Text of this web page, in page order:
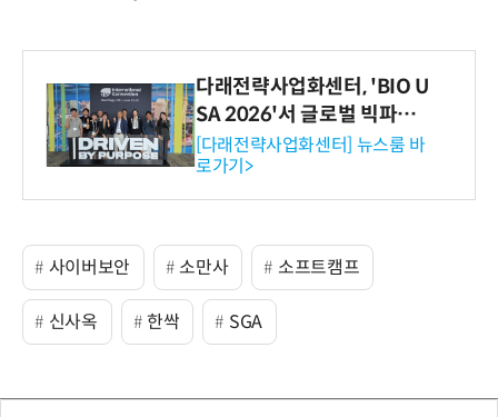
다래전략사업화센터, 'BIO U
SA 2026'서 글로벌 빅파마
와의 비즈니스 미팅 지원…K
-바이오 해외 진출 교두보 확
보
[다래전략사업화센터] 뉴스룸 바
로가기>
사이버보안 소만사 소프트캠프
신사옥 한싹 SGA